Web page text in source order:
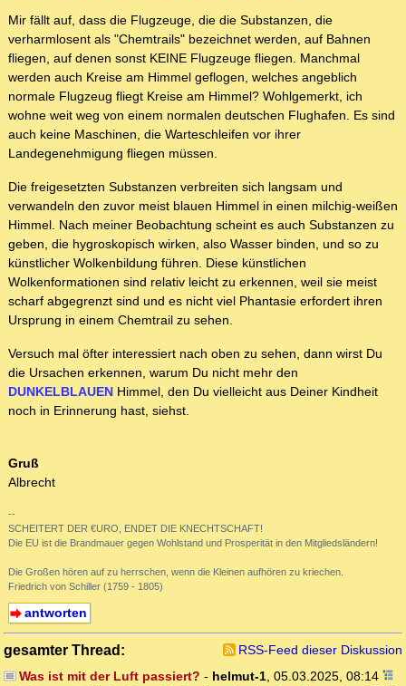
Mir fällt auf, dass die Flugzeuge, die die Substanzen, die
verharmlosent als "Chemtrails" bezeichnet werden, auf Bahnen
fliegen, auf denen sonst KEINE Flugzeuge fliegen. Manchmal
werden auch Kreise am Himmel geflogen, welches angeblich
normale Flugzeug fliegt Kreise am Himmel? Wohlgemerkt, ich
wohne weit weg von einem normalen deutschen Flughafen. Es sind
auch keine Maschinen, die Warteschleifen vor ihrer
Landegenehmigung fliegen müssen.
Die freigesetzten Substanzen verbreiten sich langsam und
verwandeln den zuvor meist blauen Himmel in einen milchig-weißen
Himmel. Nach meiner Beobachtung scheint es auch Substanzen zu
geben, die hygroskopisch wirken, also Wasser binden, und so zu
künstlicher Wolkenbildung führen. Diese künstlichen
Wolkenformationen sind relativ leicht zu erkennen, weil sie meist
scharf abgegrenzt sind und es nicht viel Phantasie erfordert ihren
Ursprung in einem Chemtrail zu sehen.
Versuch mal öfter interessiert nach oben zu sehen, dann wirst Du
die Ursachen erkennen, warum Du nicht mehr den
DUNKELBLAUEN Himmel, den Du vielleicht aus Deiner Kindheit
noch in Erinnerung hast, siehst.
Gruß
Albrecht
--
SCHEITERT DER €URO, ENDET DIE KNECHTSCHAFT!
Die EU ist die Brandmauer gegen Wohlstand und Prosperität in den Mitgliedsländern!
Die Großen hören auf zu herrschen, wenn die Kleinen aufhören zu kriechen.
Friedrich von Schiller (1759 - 1805)
antworten
gesamter Thread:
RSS-Feed dieser Diskussion
Was ist mit der Luft passiert? - helmut-1, 05.03.2025, 08:14